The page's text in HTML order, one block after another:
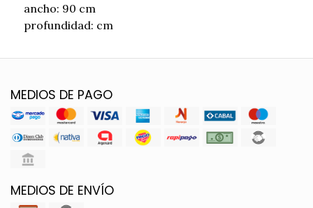
ancho: 90 cm
profundidad: cm
MEDIOS DE PAGO
MEDIOS DE ENVÍO